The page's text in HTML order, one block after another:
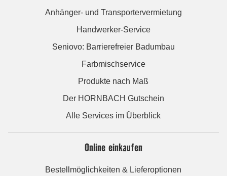
Anhänger- und Transportervermietung
Handwerker-Service
Seniovo: Barrierefreier Badumbau
Farbmischservice
Produkte nach Maß
Der HORNBACH Gutschein
Alle Services im Überblick
Online einkaufen
Bestellmöglichkeiten & Lieferoptionen